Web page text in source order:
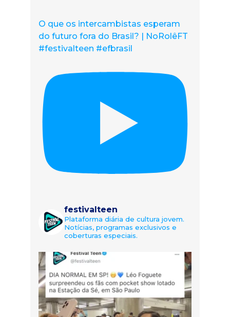
O que os intercambistas esperam
do futuro fora do Brasil? | NoRolêFT
#festivalteen #efbrasil
festivalteen
Plataforma diária de cultura jovem.
Notícias, programas exclusivos e
coberturas especiais.